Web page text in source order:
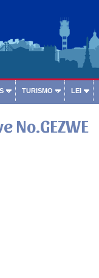
TURISMO LEI